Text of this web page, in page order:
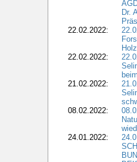
Dr.
22.02.2022:
22.02.2022:
21.02.2022:
08.02.2022:
24.01.2022: